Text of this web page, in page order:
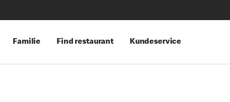
Familie Find restaurant Kundeservice